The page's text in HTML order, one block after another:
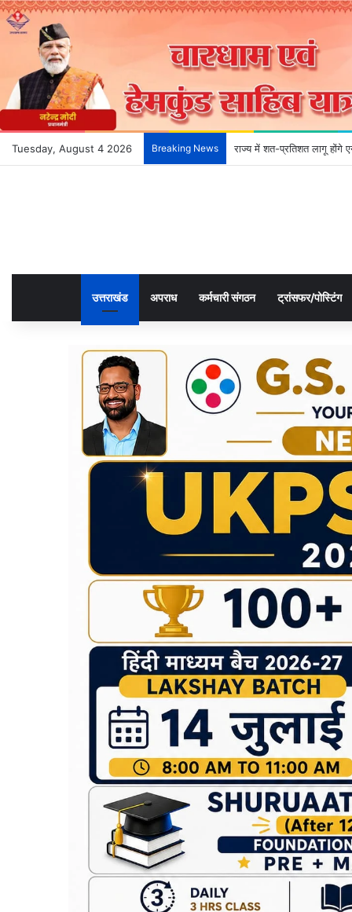
Tuesday, August 4 2026 Breaking News देहरादून के भविष्य को आकार देने
उत्तराखंड अपराध कर्मचारी संगठन ट्रांसफर/पोस्टिंग